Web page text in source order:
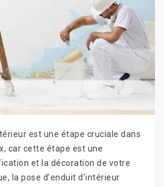
est une étape cruciale dans
car cette étape est une
et la décoration de votre
la pose d’enduit d’intérieur